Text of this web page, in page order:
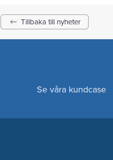
Tillbaka till nyheter
Se våra kundcase